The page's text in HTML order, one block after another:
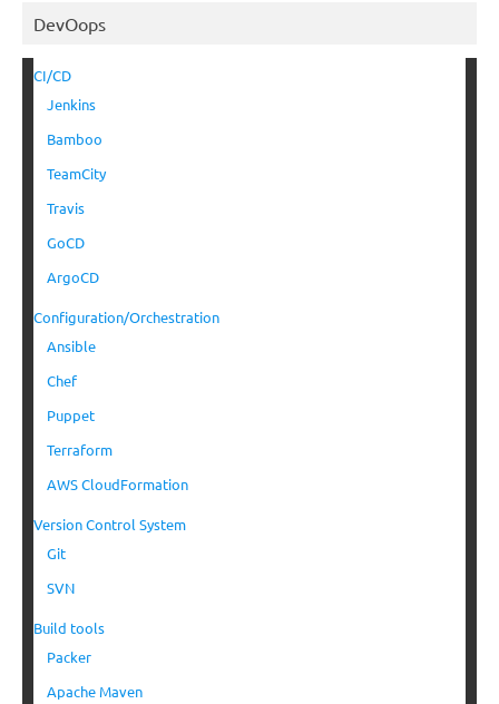
DevOops
CI/CD
Jenkins
Bamboo
TeamCity
Travis
GoCD
ArgoCD
Configuration/Orchestration
Ansible
Chef
Puppet
Terraform
AWS CloudFormation
Version Control System
Git
SVN
Build tools
Packer
Apache Maven